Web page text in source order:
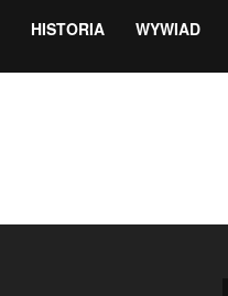
HISTORIA WYWIAD